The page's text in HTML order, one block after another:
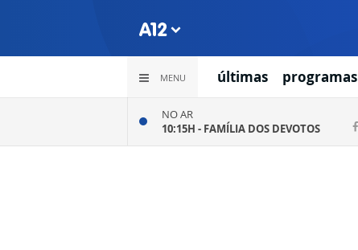
MENU últimas programas
NO AR
10:15H - FAMÍLIA DOS DEVOTOS